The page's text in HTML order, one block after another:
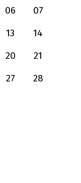
06
07
13
14
20
21
27
28